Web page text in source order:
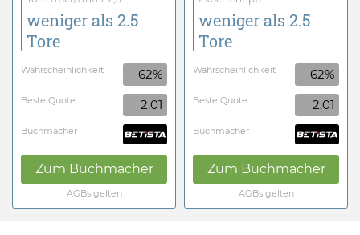
weniger als 2.5
Tore
Wahrscheinlichkeit 62%
Beste Quote 2.01
Buchmacher
Zum Buchmacher
AGBs gelten
weniger als 2.5
Tore
Wahrscheinlichkeit 62%
Beste Quote 2.01
Buchmacher
Zum Buchmacher
AGBs gelten